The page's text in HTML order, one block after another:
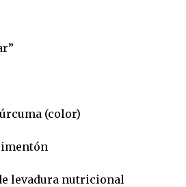
(color)
levadura nutricional